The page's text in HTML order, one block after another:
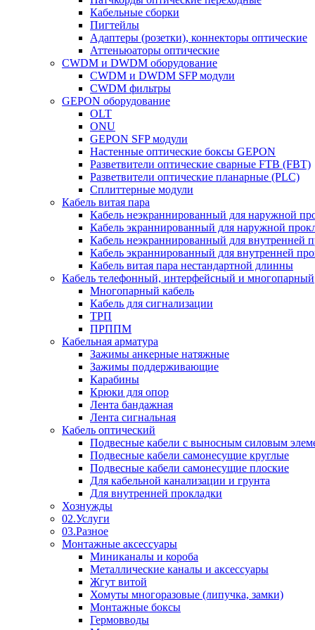
Кабельные сборки
Пигтейлы
Адаптеры (розетки), коннекторы оптические
Аттеньюаторы оптические
CWDM и DWDM оборудование
CWDM и DWDM SFP модули
CWDM фильтры
GEPON оборудование
OLT
ONU
GEPON SFP модули
Настенные оптические боксы GEPON
Разветвители оптические сварные FTB (FBT)
Разветвители оптические планарные (PLC)
Сплиттерные модули
Кабель витая пара
Кабель неэкраннированный для наружной
Кабель экраннированный для наружной
Кабель неэкраннированный для внутренней
Кабель экраннированный для внутренней
Кабель витая пара нестандартной длинны
Кабель телефонный, интерфейсный и многопарный
Многопарный кабель
Кабель для сигнализации
ТРП
ПРППМ
Кабельная арматура
Зажимы анкерные натяжные
Зажимы поддерживающие
Карабины
Крюки для опор
Лента бандажная
Лента сигнальная
Кабель оптический
Подвесные кабели с выносным силовым
Подвесные кабели самонесущие круглые
Подвесные кабели самонесущие плоские
Для кабельной канализации и грунта
Для внутренней прокладки
Хознужды
02.Услуги
03.Разное
Монтажные аксессуары
Миниканалы и короба
Металлические каналы и аксессуары
Жгут витой
Хомуты многоразовые (липучка, замки)
Монтажные боксы
Гермовводы